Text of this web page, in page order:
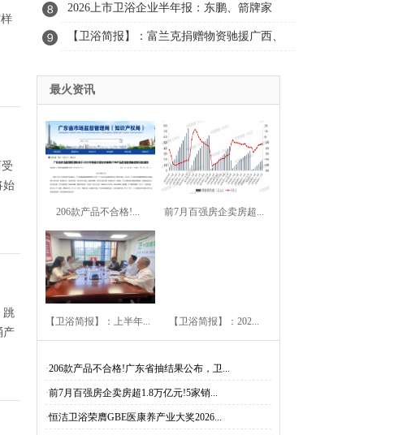
始
跳
产
品”首位
2026上市卫浴企业半年报：东鹏、箭牌家
居、惠达、帝欧……
【卫浴简报】：富兰克捐赠物资驰援广西、
岛、COSO、科勒、松下......
最火资讯
206款产品不合格!... 前7月百强房企卖房超...
【卫浴简报】：上半年... 【卫浴简报】：202...
·206款产品不合格!广东省抽结果公布，卫...
·前7月百强房企卖房超1.8万亿元!5家销...
·恒洁卫浴荣膺GBE医康养产业大奖2026...